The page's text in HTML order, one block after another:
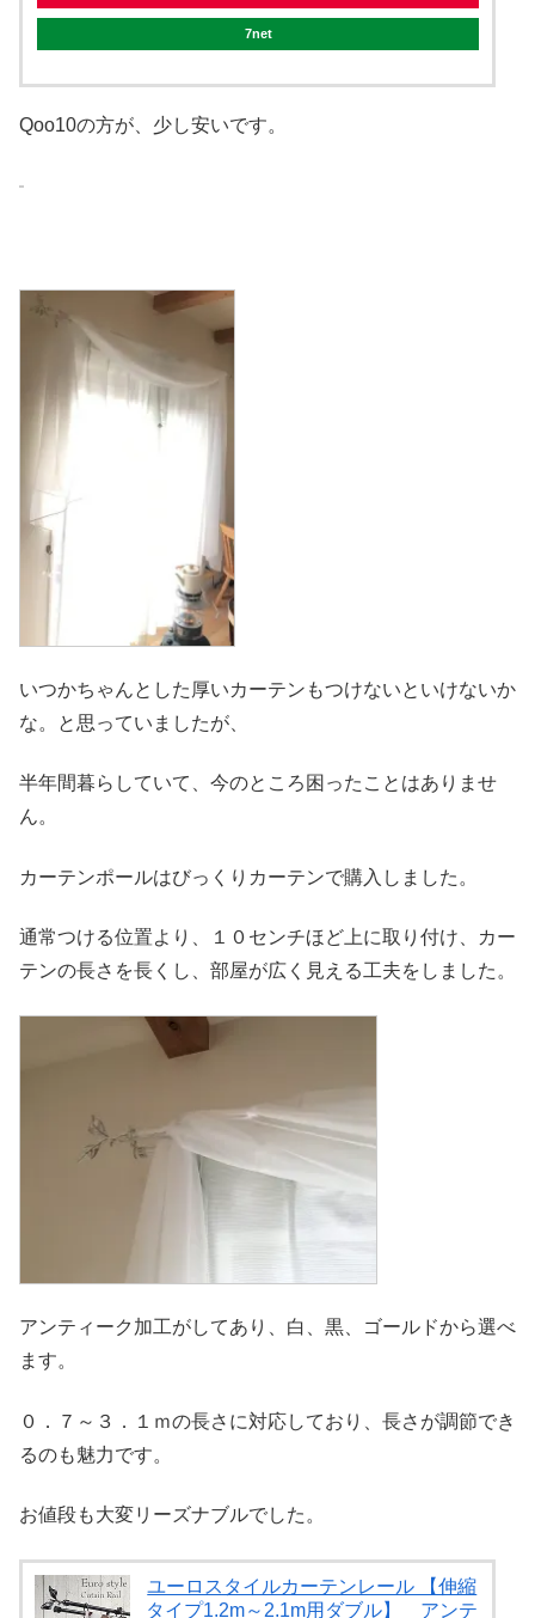
7net
Qoo10の方が、少し安いです。
いつかちゃんとした厚いカーテンもつけないといけないか
な。と思っていましたが、
半年間暮らしていて、今のところ困ったことはありませ
ん。
カーテンポールはびっくりカーテンで購入しました。
通常つける位置より、１０センチほど上に取り付け、カー
テンの長さを長くし、部屋が広く見える工夫をしました。
アンティーク加工がしてあり、白、黒、ゴールドから選べ
ます。
０．７～３．１ｍの長さに対応しており、長さが調節でき
るのも魅力です。
お値段も大変リーズナブルでした。
ユーロスタイルカーテンレール 【伸縮
タイプ1.2m～2.1m用ダブル】 アンテ